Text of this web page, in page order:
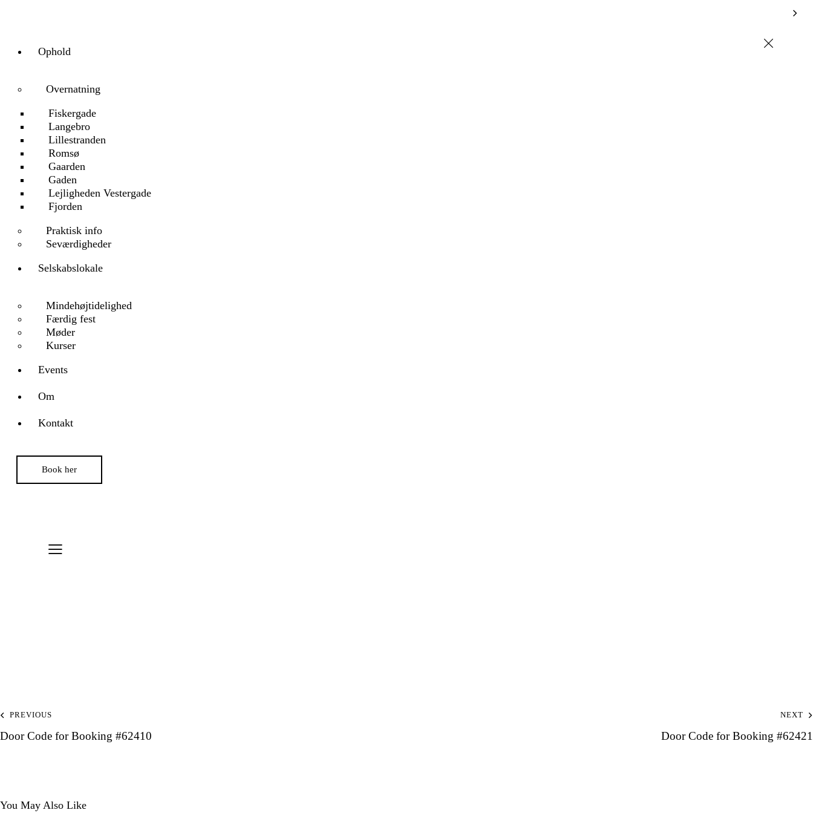
Ophold
Overnatning
Fiskergade
Langebro
Lillestranden
Romsø
Gaarden
Gaden
Lejligheden Vestergade
Fjorden
Praktisk info
Seværdigheder
Selskabslokale
Mindehøjtidelighed
Færdig fest
Møder
Kurser
Events
Om
Kontakt
Book her
Indlægsnavigation
PREVIOUS
Door Code for Booking #62410
NEXT
Door Code for Booking #62421
You May Also Like